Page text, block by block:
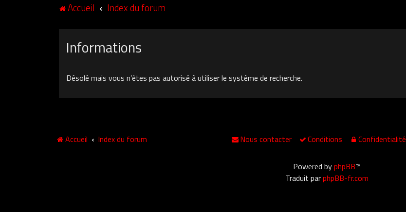
Accueil Index du forum
Informations
Désolé mais vous n’êtes pas autorisé à utiliser le système de recherche.
Accueil Index du forum Confidentialité
Conditions
Nous contacter
Powered byphpBB™
Traduit parphpBB-fr.com